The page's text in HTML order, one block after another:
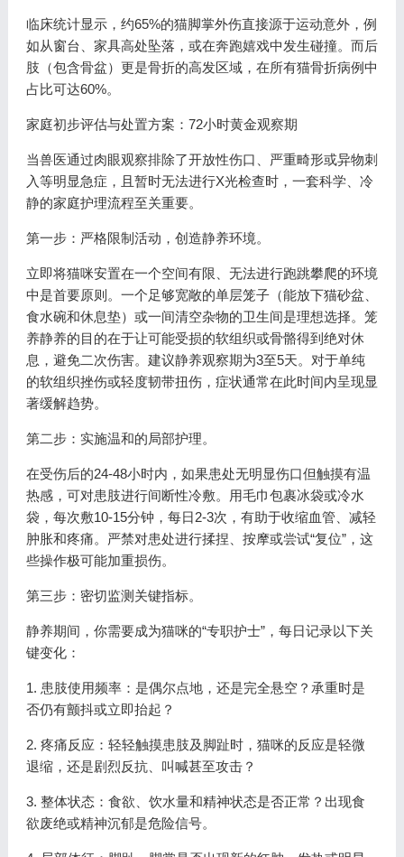
临床统计显示，约65%的猫脚掌外伤直接源于运动意外，例
如从窗台、家具高处坠落，或在奔跑嬉戏中发生碰撞。而后
肢（包含骨盆）更是骨折的高发区域，在所有猫骨折病例中
占比可达60%。
家庭初步评估与处置方案：72小时黄金观察期
当兽医通过肉眼观察排除了开放性伤口、严重畸形或异物刺
入等明显急症，且暂时无法进行X光检查时，一套科学、冷
静的家庭护理流程至关重要。
第一步：严格限制活动，创造静养环境。
立即将猫咪安置在一个空间有限、无法进行跑跳攀爬的环境
中是首要原则。一个足够宽敞的单层笼子（能放下猫砂盆、
食水碗和休息垫）或一间清空杂物的卫生间是理想选择。笼
养静养的目的在于让可能受损的软组织或骨骼得到绝对休
息，避免二次伤害。建议静养观察期为3至5天。对于单纯
的软组织挫伤或轻度韧带扭伤，症状通常在此时间内呈现显
著缓解趋势。
第二步：实施温和的局部护理。
在受伤后的24-48小时内，如果患处无明显伤口但触摸有温
热感，可对患肢进行间断性冷敷。用毛巾包裹冰袋或冷水
袋，每次敷10-15分钟，每日2-3次，有助于收缩血管、减轻
肿胀和疼痛。严禁对患处进行揉捏、按摩或尝试“复位”，这
些操作极可能加重损伤。
第三步：密切监测关键指标。
静养期间，你需要成为猫咪的“专职护士”，每日记录以下关
键变化：
1. 患肢使用频率：是偶尔点地，还是完全悬空？承重时是
否仍有颤抖或立即抬起？
2. 疼痛反应：轻轻触摸患肢及脚趾时，猫咪的反应是轻微
退缩，还是剧烈反抗、叫喊甚至攻击？
3. 整体状态：食欲、饮水量和精神状态是否正常？出现食
欲废绝或精神沉郁是危险信号。